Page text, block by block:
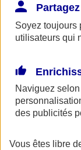
Soyez toujours
utilisateurs qui
Naviguez
des publicités
Vous êtes libre